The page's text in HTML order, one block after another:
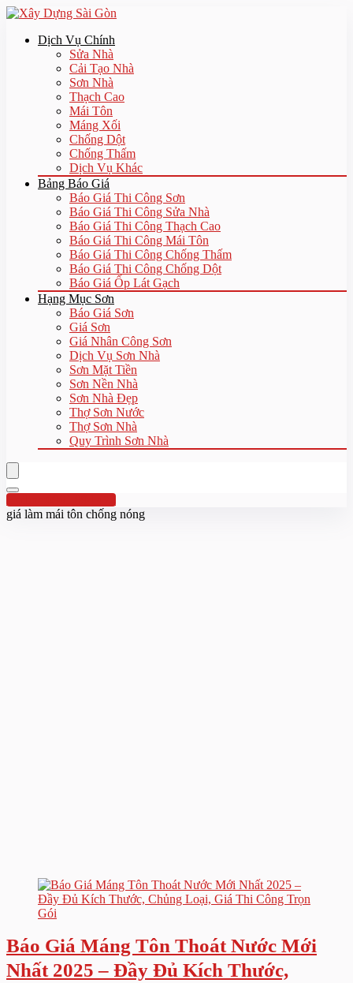
Dịch Vụ Chính
Sửa Nhà
Cải Tạo Nhà
Sơn Nhà
Thạch Cao
Mái Tôn
Máng Xối
Chống Dột
Chống Thấm
Dịch Vụ Khác
Bảng Báo Giá
Báo Giá Thi Công Sơn
Báo Giá Thi Công Sửa Nhà
Báo Giá Thi Công Thạch Cao
Báo Giá Thi Công Mái Tôn
Báo Giá Thi Công Chống Thấm
Báo Giá Thi Công Chống Dột
Báo Giá Ốp Lát Gạch
Hạng Mục Sơn
Báo Giá Sơn
Giá Sơn
Giá Nhân Công Sơn
Dịch Vụ Sơn Nhà
Sơn Mặt Tiền
Sơn Nền Nhà
Sơn Nhà Đẹp
Thợ Sơn Nước
Thợ Sơn Nhà
Quy Trình Sơn Nhà
Hotline:0961 894 472
giá làm mái tôn chống nóng
Báo Giá Máng Tôn Thoát Nước Mới
Nhất 2025 – Đầy Đủ Kích Thước,